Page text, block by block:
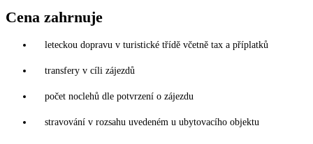
Cena zahrnuje
leteckou dopravu v turistické třídě včetně tax a příplatků
transfery v cíli zájezdů
počet noclehů dle potvrzení o zájezdu
stravování v rozsahu uvedeném u ubytovacího objektu